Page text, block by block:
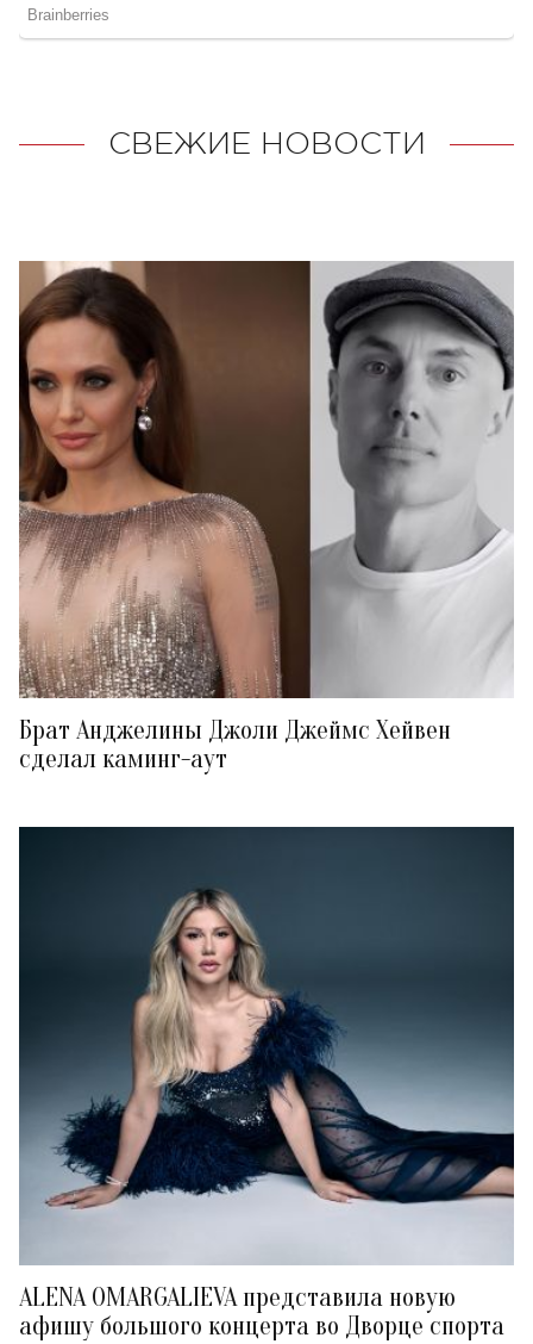
СВЕЖИЕ НОВОСТИ
Брат Анджелины Джоли Джеймс Хейвен
сделал каминг-аут
ALENA OMARGALIEVA представила новую
афишу большого концерта во Дворце спорта